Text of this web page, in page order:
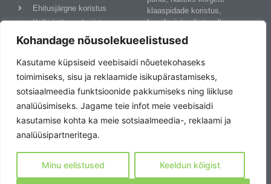
Kohandage nõusolekueelistused
Kasutame küpsiseid veebisaidi nõuetekohaseks
toimimiseks, sisu ja reklaamide isikupärastamiseks,
sotsiaalmeedia funktsioonide pakkumiseks ning liikluse
analüüsimiseks. Jagame teie infot meie veebisaidi
kasutamise kohta ka meie sotsiaalmeedia-, reklaami ja
analüüsipartneritega.
Minu eelistused Keeldun kõigist
Ehitusjärgne koristus
Kolimisjärgne koristus
Privaatsuspoliitika
klaaspidade koristus,
lumekoristus katuselt,
keemiline pesu, põrandate
süvapesu ja vahatamine jne.
Võta meiega ühendust!
Kontakt
SmartlyClean OÜ
Karjavärava tee 2, 75512,